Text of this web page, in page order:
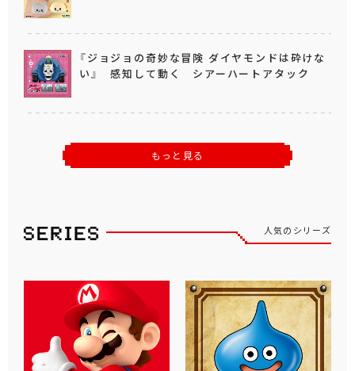
『ジョジョの奇妙な冒険 ダイヤモンドは砕けな
い』 感知して動く シアーハートアタック
もっと見る
人気のシリーズ